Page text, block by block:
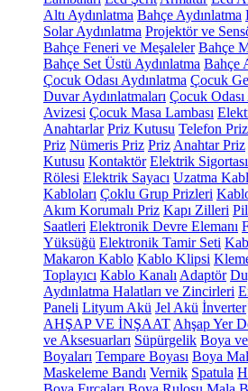
Altı Aydınlatma Bahçe Aydınlatma
Solar Aydınlatma Projektör ve
Bahçe Feneri ve Meşaleler Bahçe
Bahçe Set Üstü Aydınlatma Bahçe
Çocuk Odası Aydınlatma Çocuk
Duvar Aydınlatmaları Çocuk
Avizesi Çocuk Masa Lambası
Anahtarlar Priz Kutusu Telefon
Priz Nümeris Priz Priz Anahtar Priz
Kutusu Kontaktör Elektrik Sigortası
Rölesi Elektrik Sayacı Uzatma
Kabloları Çoklu Grup Prizleri
Akım Korumalı Priz Kapı Zilleri
Saatleri Elektronik Devre Elemanı
Yüksüğü Elektronik Tamir Seti
Makaron Kablo Kablo Klipsi
Toplayıcı Kablo Kanalı Adaptör
Aydınlatma Halatları ve Zincirleri
Paneli Lityum Akü Jel Akü İnverter
AHŞAP VE İNŞAAT Ahşap Yer
ve Aksesuarları Süpürgelik Boya
Boyaları Tempare Boyası Boya
Maskeleme Bandı Vernik Spatula